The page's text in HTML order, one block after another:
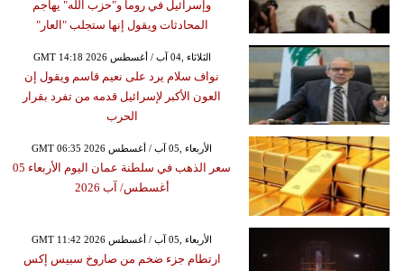
وإسرائيل في روما و"حزب الله" يهاجم
المحادثات ويقول إنها ستجلب "العار"
GMT 14:18 2026 الثلاثاء ,04 آب / أغسطس
نواف سلام يرد على نعيم قاسم ويقول إن
العون الأكبر لإسرائيل قدمه من تفرد بقرار
الحرب
GMT 06:35 2026 الأربعاء ,05 آب / أغسطس
سعر الذهب في سلطنة عمان اليوم الأربعاء 05
أغسطس/ آب 2026
GMT 11:42 2026 الأربعاء ,05 آب / أغسطس
ارتطام جزء ضخم من صاروخ سبيس إكس